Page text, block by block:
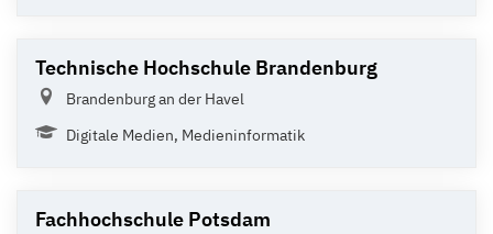
Technische Hochschule Brandenburg
Brandenburg an der Havel
Digitale Medien, Medieninformatik
Fachhochschule Potsdam